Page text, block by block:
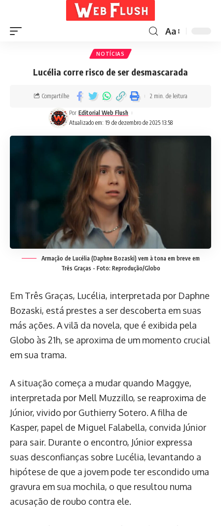
Aa
NOTÍCIAS
Lucélia corre risco de ser desmascarada
Atualizado em: 19 de dezembro de 2025 13:58
Por Editorial Web Flush
Compartilhe 2 min. de leitura
Armação de Lucélia (Daphne Bozaski) vem à tona em breve em
Três Graças - Foto: Reprodução/Globo
Em Três Graças, Lucélia, interpretada por Daphne
Bozaski, está prestes a ser descoberta em suas
más ações. A vilã da novela, que é exibida pela
Globo às 21h, se aproxima de um momento crucial
em sua trama.
A situação começa a mudar quando Maggye,
interpretada por Mell Muzzillo, se reaproxima de
Júnior, vivido por Guthierry Sotero. A filha de
Kasper, papel de Miguel Falabella, convida Júnior
para sair. Durante o encontro, Júnior expressa
suas desconfianças sobre Lucélia, levantando a
hipótese de que a jovem pode ter escondido uma
gravura em sua mochila, o que resultou numa
acusação de roubo contra ele.